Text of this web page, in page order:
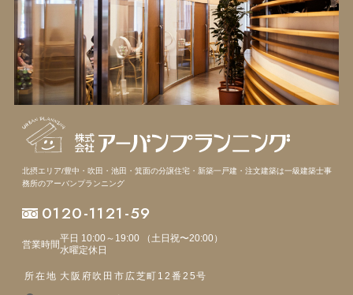
北摂エリア/豊中・吹田・池田・箕面の分譲住宅・新築一戸建・注文建築は一級建築士事
務所のアーバンプランニング
0120-1121-59
営業時間
平日 10:00～19:00 （土日祝〜20:00）
水曜定休日
所在地 大阪府吹田市広芝町12番25号